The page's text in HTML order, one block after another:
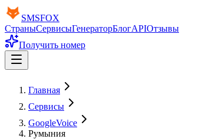
SMSFOX
СтраныСервисыГенераторБлогAPIОтзывы
Получить номер
Главная
Сервисы
GoogleVoice
Румыния